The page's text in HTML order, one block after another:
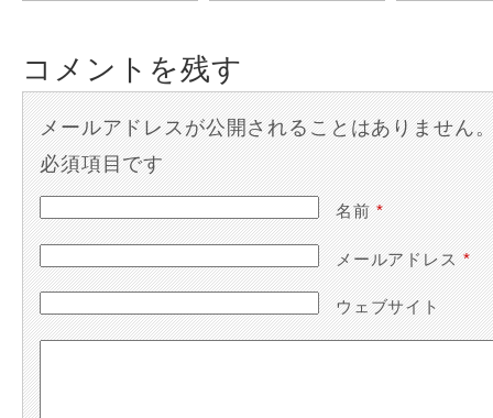
コメントを残す
メールアドレスが公開されることはありません
必須項目です
名前*
メールアドレス*
ウェブサイト